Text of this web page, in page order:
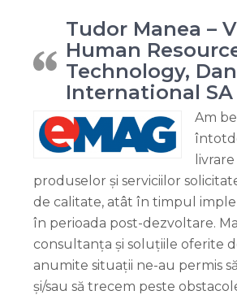
Tudor Manea –
Human
Technology,
International SA
Am
produselor și serviciilor
de calitate, atât în timpul
în perioada post-dezvoltare.
consultanța și soluțiile oferite
anumite situații ne-au permis
și/sau să trecem peste